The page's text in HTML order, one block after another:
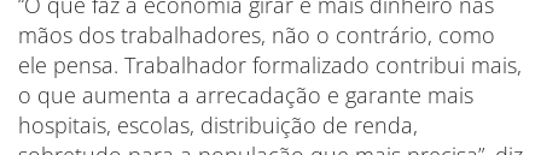
mãos dos trabalhadores, não o contrário, como
ele pensa. Trabalhador formalizado contribui mais,
o que aumenta a arrecadação e garante mais
hospitais, escolas, distribuição de renda,